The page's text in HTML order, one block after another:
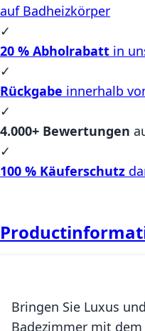
auf Badheizkörper
✓
20 % Abholrabatt in
✓
Rückgabe innerhalb
✓
4.000+ Bewertungen
✓
100 % Käuferschutz
Bringen Sie Luxus
Badezimmer mit dem